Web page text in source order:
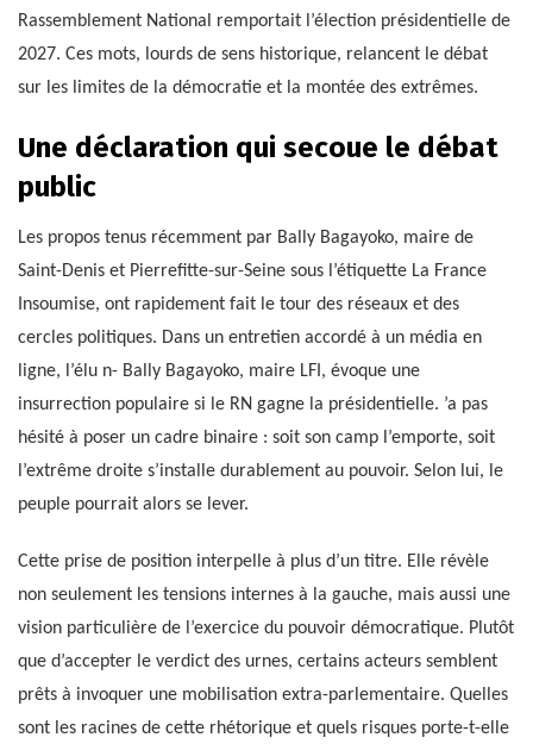
Rassemblement National remportait l’élection présidentielle de
2027. Ces mots, lourds de sens historique, relancent le débat
sur les limites de la démocratie et la montée des extrêmes.
Une déclaration qui secoue le débat
public
Les propos tenus récemment par Bally Bagayoko, maire de
Saint-Denis et Pierrefitte-sur-Seine sous l’étiquette La France
Insoumise, ont rapidement fait le tour des réseaux et des
cercles politiques. Dans un entretien accordé à un média en
ligne, l’élu n- Bally Bagayoko, maire LFI, évoque une
insurrection populaire si le RN gagne la présidentielle. ’a pas
hésité à poser un cadre binaire : soit son camp l’emporte, soit
l’extrême droite s’installe durablement au pouvoir. Selon lui, le
peuple pourrait alors se lever.
Cette prise de position interpelle à plus d’un titre. Elle révèle
non seulement les tensions internes à la gauche, mais aussi une
vision particulière de l’exercice du pouvoir démocratique. Plutôt
que d’accepter le verdict des urnes, certains acteurs semblent
prêts à invoquer une mobilisation extra-parlementaire. Quelles
sont les racines de cette rhétorique et quels risques porte-t-elle